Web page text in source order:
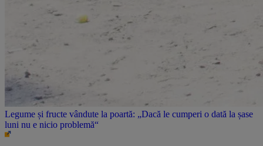
Legume și fructe vândute la poartă: „Dacă le cumperi o dată la șase
luni nu e nicio problemă“